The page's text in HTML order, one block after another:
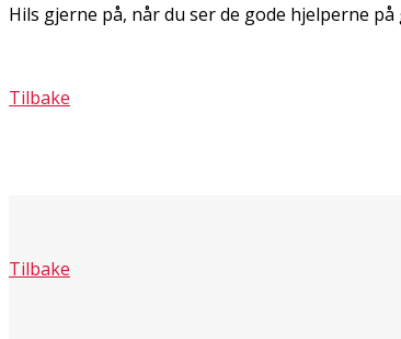
Hils gjerne på, når du ser de gode hjelperne på
Tilbake
Tilbake